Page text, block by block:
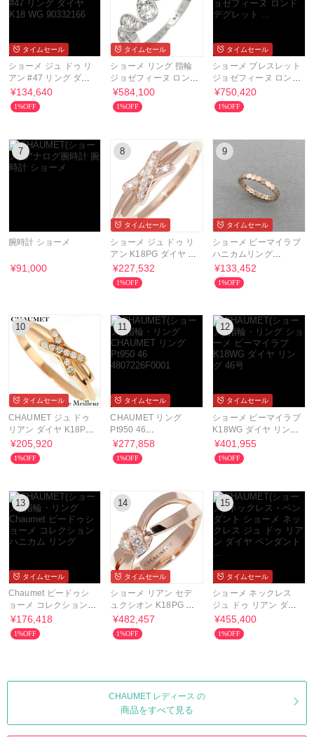
タイムセール
ショーメ ジュ ドゥ リ
アン #47 リング ダイ
ヤ K18 WG 90332166
¥134,640
1%OFF
タイムセール
ショーメ リング 指輪
ジョゼフィーヌ ロンド
デグレット ...
¥584,100
1%OFF
タイムセール
ショーメ ブレスレット
ジョゼフィーヌ ロンド
デグレット ...
¥750,420
1%OFF
7
腕時計 ショーメ
¥91,000
8
タイムセール
ショーメ ジュ ドゥ リ
アン K18PG ダイヤ リ
ング
¥227,532
1%OFF
9
タイムセール
ショーメ ビーマイラブ
ハニカムリング
750PG 指輪 081931
¥133,452
1%OFF
10
タイムセール
CHAUMET ジュ ドゥ
リアン ダイヤ K18PG
リング・指輪 8.5号
¥205,920
1%OFF
11
タイムセール
CHAUMET リング
Pt950 46
4807226F0001
¥277,858
1%OFF
12
タイムセール
ショーメ ビーマイラブ
K18WG ダイヤ リング
46号
¥401,955
1%OFF
13
タイムセール
Chaumet ビードゥシ
ョーメ コレクション
ハニカム リング
¥176,418
1%OFF
14
タイムセール
ショーメ リアン セデ
ュクシオン K18PG ダ
イヤ リング 54号
¥482,457
1%OFF
15
タイムセール
ショーメ ネックレス
ジュ ドゥ リアン ダイ
ヤ ペンダント ...
¥455,400
1%OFF
CHAUMET レディース の
商品をすべて見る